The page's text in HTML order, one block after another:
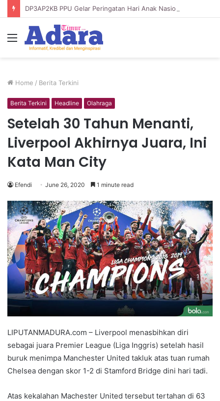
Menu
Home / Berita Terkini
Berita Terkini Headline Olahraga
Setelah 30 Tahun Menanti,
Liverpool Akhirnya Juara, Ini
Kata Man City
Efendi June 26, 2020 1 minute read
LIPUTANMADURA.com – Liverpool menasbihkan diri
sebagai juara Premier League (Liga Inggris) setelah hasil
buruk menimpa Manchester United takluk atas tuan rumah
Chelsea dengan skor 1-2 di Stamford Bridge dini hari tadi.
Atas kekalahan Machester United tersebut tertahan di 63